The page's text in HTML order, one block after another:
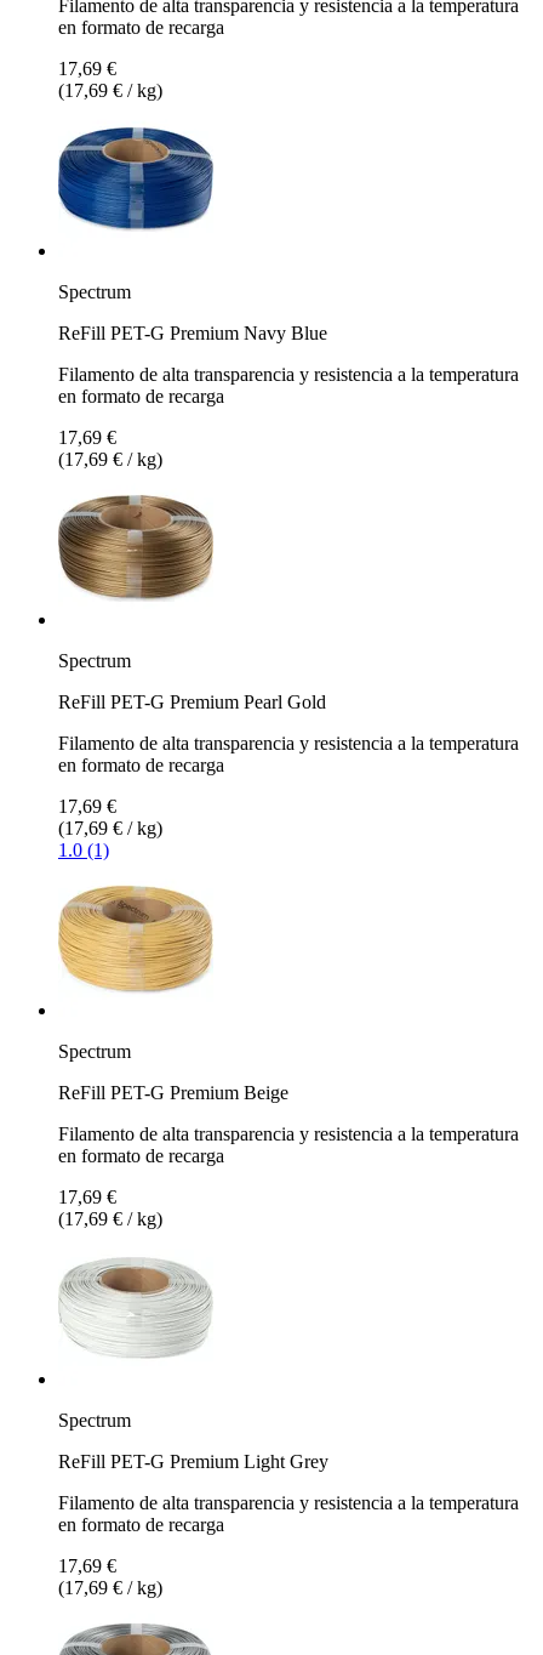
Filamento de alta transparencia y resistencia a la temperatura
en formato de recarga
17,69 €
(17,69 € / kg)
Spectrum
ReFill PET-G Premium Navy Blue
Filamento de alta transparencia y resistencia a la temperatura
en formato de recarga
17,69 €
(17,69 € / kg)
Spectrum
ReFill PET-G Premium Pearl Gold
Filamento de alta transparencia y resistencia a la temperatura
en formato de recarga
17,69 €
(17,69 € / kg)
1.0 (1)
Spectrum
ReFill PET-G Premium Beige
Filamento de alta transparencia y resistencia a la temperatura
en formato de recarga
17,69 €
(17,69 € / kg)
Spectrum
ReFill PET-G Premium Light Grey
Filamento de alta transparencia y resistencia a la temperatura
en formato de recarga
17,69 €
(17,69 € / kg)